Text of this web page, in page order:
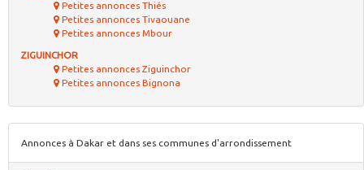
Petites annonces Thiés
Petites annonces Tivaouane
Petites annonces Mbour
ZIGUINCHOR
Petites annonces Ziguinchor
Petites annonces Bignona
Annonces à Dakar et dans ses communes d'arrondissement